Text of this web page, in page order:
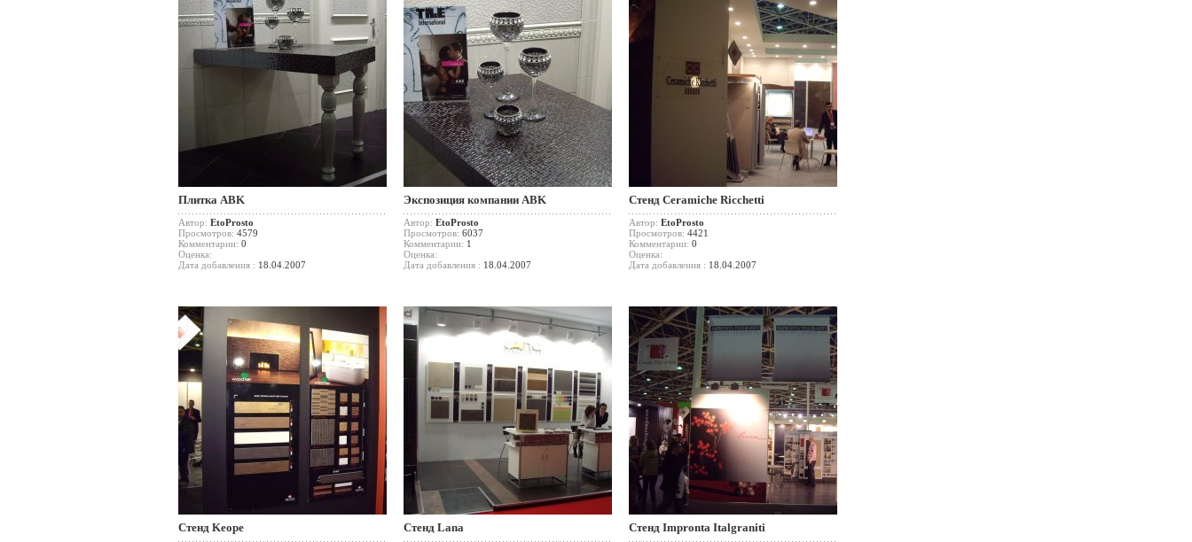
Плитка ABK
Автор: EtoProsto
Просмотров: 4579
Комментарии: 0
Оценка:
Дата добавления : 18.04.2007
Экспозиция компании ABK
Автор: EtoProsto
Просмотров: 6037
Комментарии: 1
Оценка:
Дата добавления : 18.04.2007
Стенд Ceramiche Ricchetti
Автор: EtoProsto
Просмотров: 4421
Комментарии: 0
Оценка:
Дата добавления : 18.04.2007
Стенд Keope Стенд Lana Стенд Impronta Italgraniti